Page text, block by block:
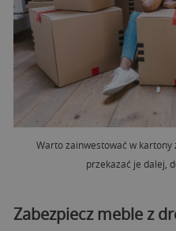
Warto zainwestować w
przekazać je dalej,
Zabezpiecz meble z